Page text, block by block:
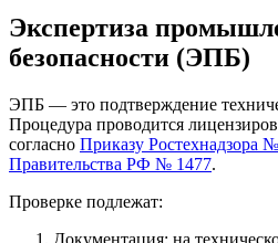
Экспертиза
безопасности (ЭПБ)
ЭПБ — это подтверждение
Процедура проводится
согласно Приказу Ростехнадзора
Правительства РФ № 1477.
Проверке подлежат: